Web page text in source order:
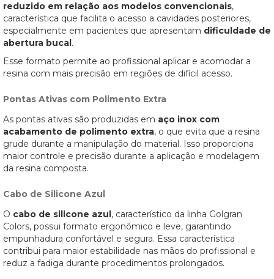
reduzido em relação aos modelos convencionais,
característica que facilita o acesso a cavidades posteriores,
especialmente em pacientes que apresentam dificuldade de
abertura bucal.
Esse formato permite ao profissional aplicar e acomodar a
resina com mais precisão em regiões de difícil acesso.
Pontas Ativas com Polimento Extra
As pontas ativas são produzidas em aço inox com
acabamento de polimento extra, o que evita que a resina
grude durante a manipulação do material. Isso proporciona
maior controle e precisão durante a aplicação e modelagem
da resina composta.
Cabo de Silicone Azul
O cabo de silicone azul, característico da linha Golgran
Colors, possui formato ergonômico e leve, garantindo
empunhadura confortável e segura. Essa característica
contribui para maior estabilidade nas mãos do profissional e
reduz a fadiga durante procedimentos prolongados.